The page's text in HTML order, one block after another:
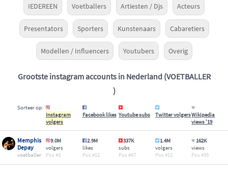
IEDEREEN Voetballers Artiesten / Djs Acteurs
Presentators Sporters Kunstenaars Cabaretiers
Modellen / Influencers Youtubers Overig
Grootste instagram accounts in Nederland (VOETBALLER
)
Sorteer op:
Instagram
volgers
Facebook likes Youtube subs Twitter volgersWikipedia
views '19
Memphis
Depay
voetballer
9.0M
volgers
3
2.9M
likes
12
337K
subs
47
1.4M
volgers
12
162K
views
35